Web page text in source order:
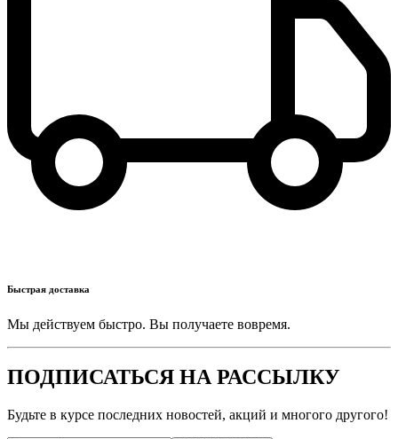
Быстрая доставка
Мы действуем быстро. Вы получаете вовремя.
ПОДПИСАТЬСЯ НА РАССЫЛКУ
Будьте в курсе последних новостей, акций и многого другого!